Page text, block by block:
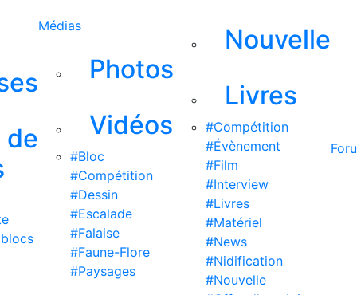
de
Médias
Photos
Vidéos
#Bloc
#Compétition
#Dessin
#Escalade
#Falaise
#Faune-Flore
#Paysages
Nouvelle
Livres
#Compétition
#Évènement
#Film
#Interview
#Livres
#Matériel
#News
#Nidification
#Nouvelle